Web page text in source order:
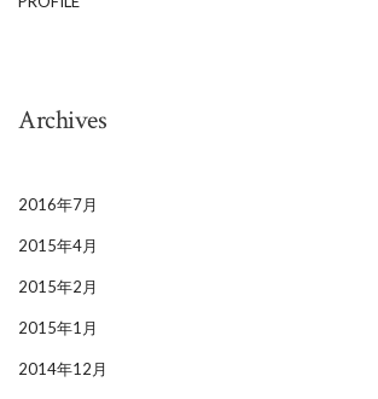
Archives
2016年7月
2015年4月
2015年2月
2015年1月
2014年12月